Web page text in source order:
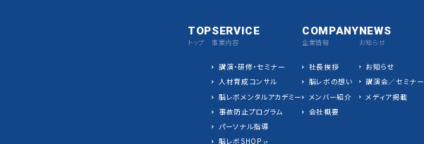
TOP
トップ
SERVICE
事業内容
講演・研修・セミナー
人材育成コンサル
脳レボメンタルアカデミー
事故防止プログラム
パーソナル指導
脳レボSHOP
COMPANY
企業情報
社長挨拶
脳レボの想い
メンバー紹介
会社概要
NEWS
お知らせ
お知らせ
講演会／セミナー
メディア掲載